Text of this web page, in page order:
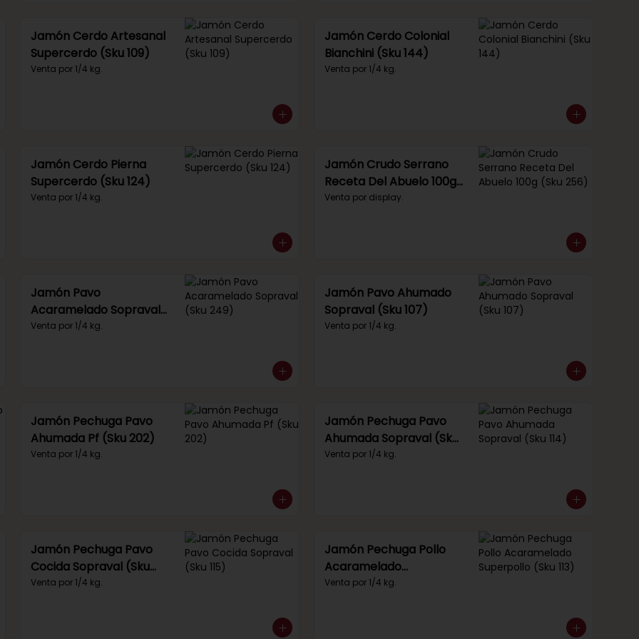
Jamón Cerdo Artesanal
Supercerdo (Sku 109)
Venta por 1/4 kg.
Jamón Cerdo Colonial
Bianchini (Sku 144)
Venta por 1/4 kg.
Jamón Cerdo Pierna
Supercerdo (Sku 124)
Venta por 1/4 kg.
Jamón Crudo Serrano
Receta Del Abuelo 100g
(Sku 256)
Venta por display.
Jamón Pavo
Acaramelado Sopraval
(Sku 249)
Venta por 1/4 kg.
Jamón Pavo Ahumado
Sopraval (Sku 107)
Venta por 1/4 kg.
Jamón Pechuga Pavo
Ahumada Pf (Sku 202)
Venta por 1/4 kg.
Jamón Pechuga Pavo
Ahumada Sopraval (Sku
114)
Venta por 1/4 kg.
Jamón Pechuga Pavo
Cocida Sopraval (Sku
115)
Venta por 1/4 kg.
Jamón Pechuga Pollo
Acaramelado
Superpollo (Sku 113)
Venta por 1/4 kg.